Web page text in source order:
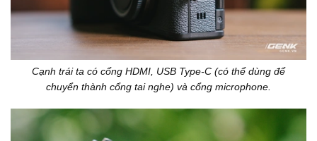
Cạnh trái ta có cổng HDMI, USB Type-C (có thể dùng để
chuyển thành cổng tai nghe) và cổng microphone.